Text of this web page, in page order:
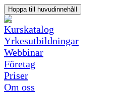
Hoppa till huvudinnehåll
Kurskatalog
Yrkesutbildningar
Webbinar
Företag
Priser
Om oss